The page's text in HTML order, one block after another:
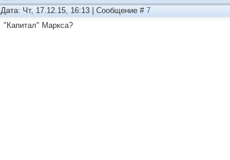
Дата: Чт, 17.12.15, 16:13 | Сообщение # 7
"Капитал" Маркса?